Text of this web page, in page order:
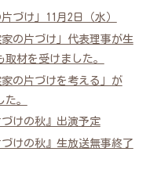
づけ」11月2日（水）
の片づけ」代表理事が生
材を受けました。
の片づけを考える」が
。
づけの秋』出演予定
けの秋』生放送無事終了